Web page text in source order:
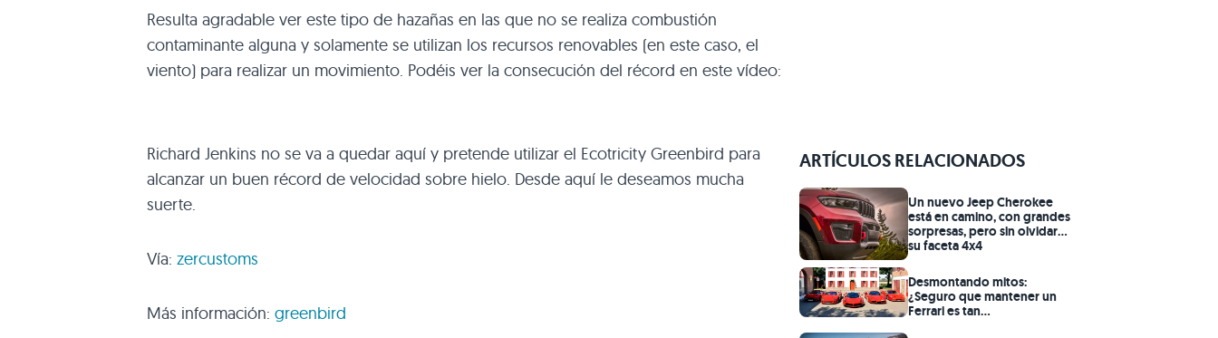
Resulta agradable ver este tipo de hazañas en las que no se realiza combustión
contaminante alguna y solamente se utilizan los recursos renovables (en este caso, el
viento) para realizar un movimiento. Podéis ver la consecución del récord en este vídeo:
Richard Jenkins no se va a quedar aquí y pretende utilizar el Ecotricity Greenbird para
alcanzar un buen récord de velocidad sobre hielo. Desde aquí le deseamos mucha
suerte.
Vía: zercustoms
Más información: greenbird
ARTÍCULOS RELACIONADOS
Un nuevo Jeep Cherokee
está en camino, con grandes
sorpresas, pero sin olvidar
su faceta 4x4
Desmontando mitos:
¿Seguro que mantener un
Ferrari es tan